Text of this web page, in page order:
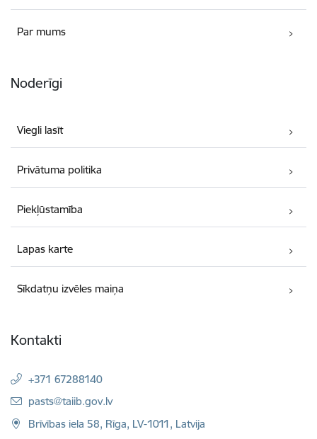
Par mums
Noderīgi
Viegli lasīt
Privātuma politika
Piekļūstamība
Lapas karte
Sīkdatņu izvēles maiņa
Kontakti
+371 67288140
E-pasts:
pasts@taiib.gov.lv
Brīvības iela 58, Rīga, LV-1011, Latvija